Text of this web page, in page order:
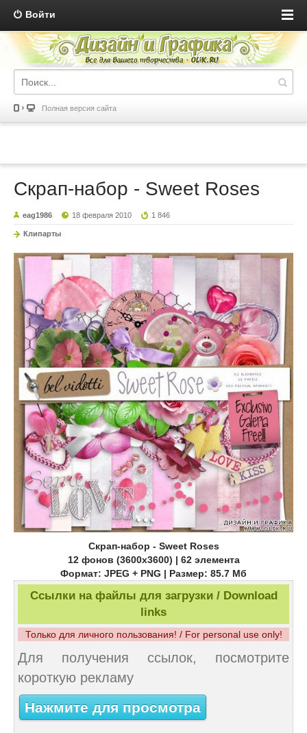
Войти
Полная версия сайта
Скрап-набор - Sweet Roses
eag1986 18 февраля 2010 1 846
Клипарты
Скрап-набор - Sweet Roses
12 фонов (3600х3600) | 62 элемента
Формат: JPEG + PNG | Размер: 85.7 Mб
Ссылки на файлы для загрузки / Download
links
Только для личного пользования! / For personal use only!
Для получения ссылок, посмотрите
короткую рекламу
Нажмите для просмотра